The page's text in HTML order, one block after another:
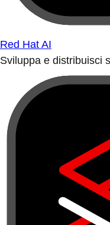
Red Hat AI
Sviluppa e distribuisci